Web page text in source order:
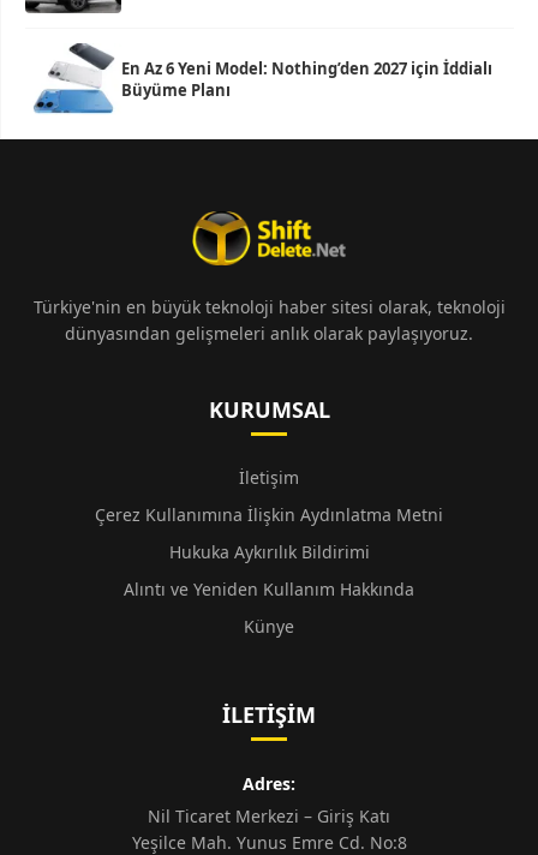
En Az 6 Yeni Model: Nothing’den 2027 için İddialı
Büyüme Planı
Türkiye'nin en büyük teknoloji haber sitesi olarak, teknoloji
dünyasından gelişmeleri anlık olarak paylaşıyoruz.
KURUMSAL
İletişim
Çerez Kullanımına İlişkin Aydınlatma Metni
Hukuka Aykırılık Bildirimi
Alıntı ve Yeniden Kullanım Hakkında
Künye
İLETIŞIM
Adres:
Nil Ticaret Merkezi – Giriş Katı
Yeşilce Mah. Yunus Emre Cd. No:8